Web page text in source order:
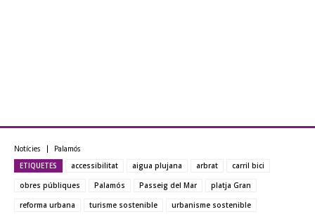
Notícies Palamós
ETIQUETES accessibilitat aigua plujana arbrat
carril bici
obres públiques
Palamós Passeig del Mar
platja Gran
reforma urbana
turisme sostenible urbanisme sostenible